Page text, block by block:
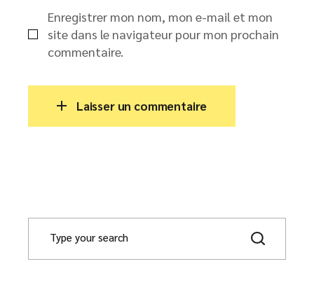
Enregistrer mon nom, mon e-mail et mon
site dans le navigateur pour mon prochain
commentaire.
Laisser un commentaire